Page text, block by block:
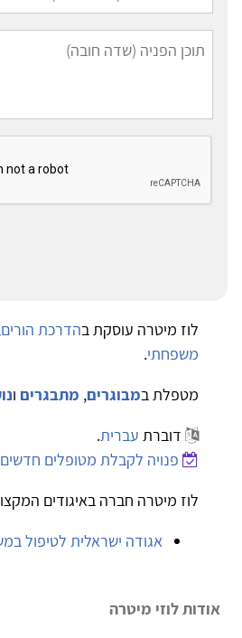
לוז מיטרה עוסקת בהדרכת הורים
משפחתי.
מטפלת במבוגרים, מתבגרים ו
דוברת עברית.
פנויה לקבלת מטופלים חדשים
לוז מיטרה חברה באיגודים
אגודה ישראלית לטיפול
אודות לוזי מיטרה